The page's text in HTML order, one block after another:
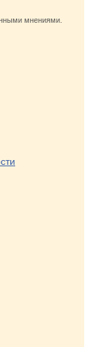
мнениями.